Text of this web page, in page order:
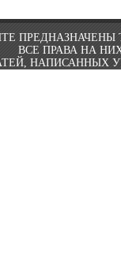
ВСЕ ПРАВА НА
НАПИСАННЫХ